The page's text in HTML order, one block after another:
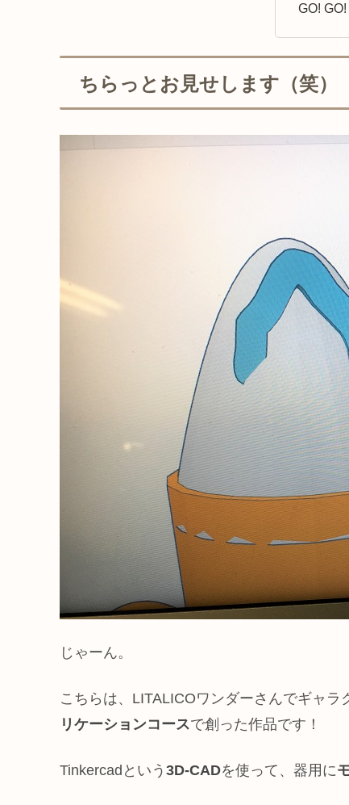
GO!
ちらっとお見せします（笑）
じゃーん。
こちらは、LITALICOワンダーさんでギャ
リケーションコースで創った作品です！
Tinkercadという 3D-CADを使って、器用に